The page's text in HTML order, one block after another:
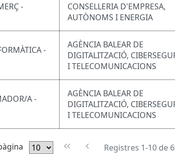
-
CONSELLERIA D'EMPRESA,
AUTÒNOMS I ENERGIA
-
AGÈNCIA BALEAR DE
DIGITALITZACIÓ,
I TELECOMUNICACIONS
A -
AGÈNCIA BALEAR DE
DIGITALITZACIÓ,
I TELECOMUNICACIONS
Registres 1-10 de